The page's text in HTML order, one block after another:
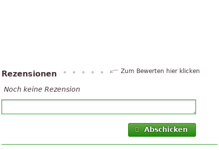
Rezensionen Zum Bewerten hier klicken
Noch keine Rezension
Abschicken